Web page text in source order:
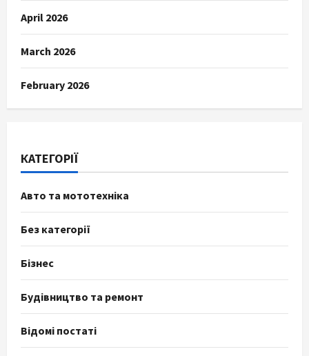
April 2026
March 2026
February 2026
КАТЕГОРІЇ
Авто та мототехніка
Без категорії
Бізнес
Будівництво та ремонт
Відомі постаті